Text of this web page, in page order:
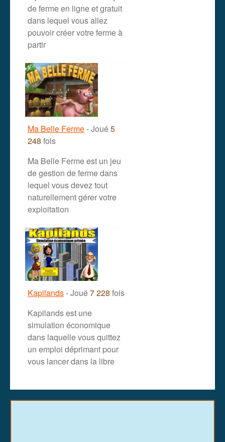
de ferme en ligne et gratuit
dans lequel vous allez
pouvoir créer votre ferme à
partir
Ma Belle Ferme- Joué5
248 fois
Ma Belle Ferme est un jeu
de gestion de ferme dans
lequel vous devez tout
naturellement gérer votre
exploitation
Kapilands- Joué7 228 fois
Kapilands est une
simulation économique
dans laquelle vous quittez
un emploi déprimant pour
vous lancer dans la libre